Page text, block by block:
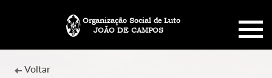
JOÃO DE CAMPOS
Organização Social de Luto
Voltar